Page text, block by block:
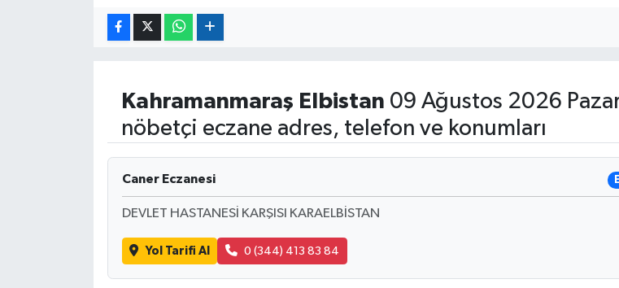
Kahramanmaraş Elbistan 09 Ağustos 2026
nöbetçi eczane adres, telefon ve konumları
Caner Eczanesi
DEVLET HASTANESİ KARŞISI KARAELBİSTAN
Yol Tarifi Al 0 (344) 413 83 84